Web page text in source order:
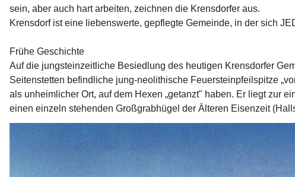
sein, aber auch hart arbeiten, zeichnen die Krensdorfer aus.
Krensdorf ist eine liebenswerte, gepflegte Gemeinde, in der sich
Frühe Geschichte
Auf die jungsteinzeitliche Be­siedlung des heutigen Krens­dorfer
Seitenstetten befindliche jung-neolithische Feuersteinpfeil­spitze
als unheimlicher Ort, auf dem Hexen „getanzt" haben. Er liegt zur